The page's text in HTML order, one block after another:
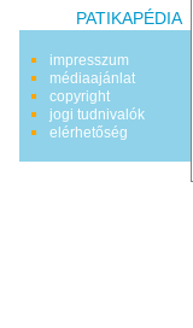
PATIKAPÉDIA
impresszum
médiaajánlat
copyright
jogi tudnivalók
elérhetőség